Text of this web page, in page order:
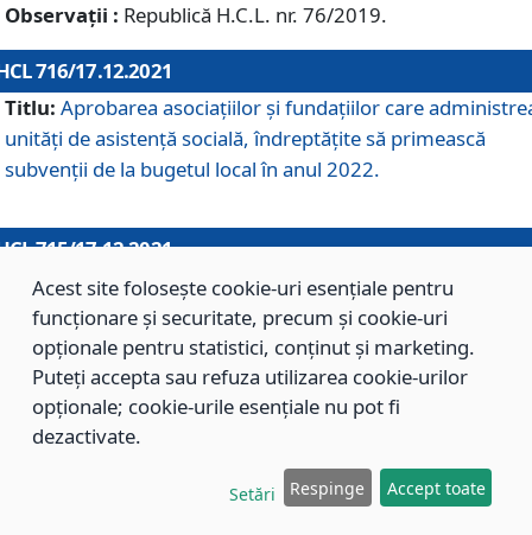
Observații : Republică H.C.L. nr. 76/2019.
716/17.12.2021
Titlu: Aprobarea asociaţiilor şi fundaţiilor care
unităţi de asistenţă socială, îndreptăţite să primească
subvenţii de la bugetul local în anul 2022.
715/17.12.2021
Titlu: Aprobarea Planului de acţiuni sau lucrări de interes
local pentru anul 2022.
714/17.12.2021
Titlu: Modificarea Anexei la H.C.L. nr. 709/2020 privind
aprobarea Regulamentului de Organizare şi Funcţionare
Direcţiei de Asistenţă Socială Braşov.
Acest site folosește cookie-uri esențiale pentru
funcționare și securitate, precum și cookie-uri
opționale pentru statistici, conținut și marketing.
Puteți accepta sau refuza utilizarea cookie-urilor
opționale; cookie-urile esențiale nu pot fi
dezactivate.
Setări Respinge Accept toate